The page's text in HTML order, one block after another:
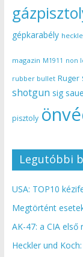
gépkarabély
magazin M1911 non
rubber bullet Ruger
shotgun sig
pisztoly
Legutóbbi
USA: TOP10
Megtörtént
AK-47: a CIA
Heckler und